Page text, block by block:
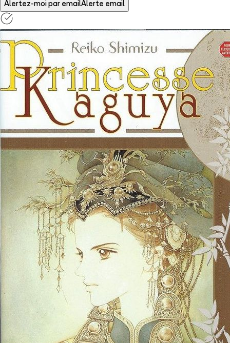
Alertez-moi par emailAlerte email